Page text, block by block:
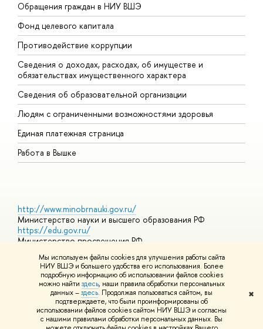
Мы используем файлы cookies для улучшения работы сайта
НИУ ВШЭ и большего удобства его использования. Более
подробную информацию об использовании файлов cookies
можно найти здесь, наши правила обработки персональных
данных –здесь. Продолжая пользоваться сайтом, вы
подтверждаете, что были проинформированы об
использовании файлов cookies сайтом НИУ ВШЭ и согласны
с нашими правилами обработки персональных данных. Вы
✖
Обращения граждан в НИУ ВШЭ
Фонд целевого капитала
Противодействие коррупции
Сведения о доходах, расходах, об имуществе и
обязательствах имущественного характера
Сведения об образовательной организации
Людям с ограниченными возможностями здоровья
Единая платежная страница
Работа в Вышке
http://www.minobrnauki.gov.ru/
Министерство науки и высшего образования РФ
https://edu.gov.ru/
Министерство просвещения РФ
https://elearning.hse.ru/mooc
Массовые открытые онлайн-курсы
© НИУ ВШЭ 1993–2026 Адреса и контактыУсловия
использования материалов Политика конфиденциальности
Шрифты HSE Sans и HSE Slab разработаны вШколе дизайна НИУ